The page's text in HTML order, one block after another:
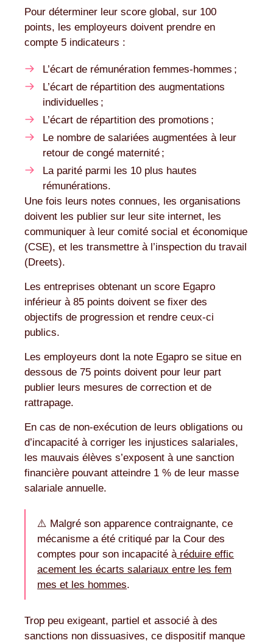
Pour déterminer leur score global, sur 100
points, les employeurs doivent prendre en
compte 5 indicateurs :
L’écart de rémunération femmes-hommes ;
L’écart de répartition des augmentations
individuelles ;
L’écart de répartition des promotions ;
Le nombre de salariées augmentées à leur
retour de congé maternité ;
La parité parmi les 10 plus hautes
rémunérations.
Une fois leurs notes connues, les organisations
doivent les publier sur leur site internet, les
communiquer à leur comité social et économique
(CSE), et les transmettre à l’inspection du travail
(Dreets).
Les entreprises obtenant un score Egapro
inférieur à 85 points doivent se fixer des
objectifs de progression et rendre ceux-ci
publics.
Les employeurs dont la note Egapro se situe en
dessous de 75 points doivent pour leur part
publier leurs mesures de correction et de
rattrapage.
En cas de non-exécution de leurs obligations ou
d’incapacité à corriger les injustices salariales,
les mauvais élèves s’exposent à une sanction
financière pouvant atteindre 1 % de leur masse
salariale annuelle.
⚠️ Malgré son apparence contraignante, ce
mécanisme a été critiqué par la Cour des
comptes pour son incapacité àréduire effic
acement les écarts salariaux entre les fem
mes et les hommes.
Trop peu exigeant, partiel et associé à des
sanctions non dissuasives, ce dispositif manque